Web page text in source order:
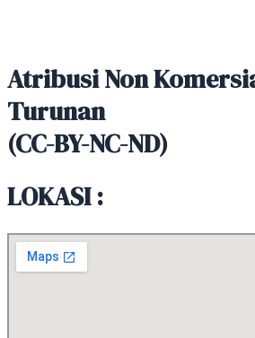
Atribusi Non
Turunan
(CC-BY-NC-ND)
LOKASI :